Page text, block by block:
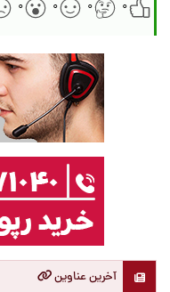
۰
۰ ۰ ۰
آخرین عناوین